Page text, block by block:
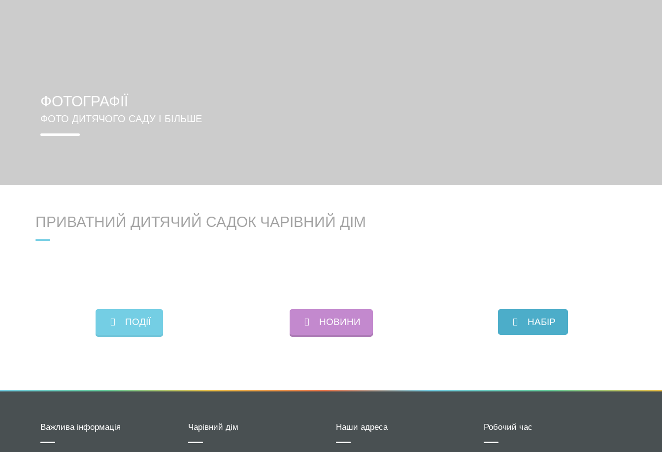
ФОТОГРАФІЇ
ФОТО ДИТЯЧОГО САДУ І БІЛЬШЕ
ПРИВАТНИЙ ДИТЯЧИЙ САДОК ЧАРІВНИЙ ДІМ
ПОДІЇ НОВИНИ НАБІР
Важлива інформація Чарівний дім Наши адреса Робочий час